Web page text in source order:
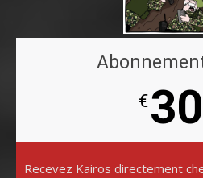
€30
Recevez Kairos directement